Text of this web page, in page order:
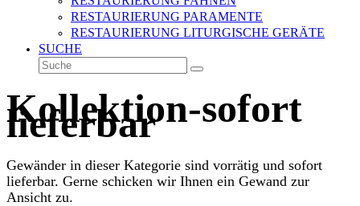
RESTAURIERUNG PARAMENTE
RESTAURIERUNG LITURGISCHE GERÄTE
SUCHE
Suche
Senden
Kollektion-sofort
lieferbar
Gewänder in dieser Kategorie sind vorrätig und sofort
lieferbar. Gerne schicken wir Ihnen ein Gewand zur
Ansicht zu.